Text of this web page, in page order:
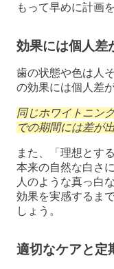
もって早めに計画
効果には個人差
歯の状態や色は人
の効果には個人差
同じホワイトニン
での期間には差が
また、「理想とす
本来の自然な白さ
人のような真っ白
効果を実感するま
しょう。
適切なケアと定